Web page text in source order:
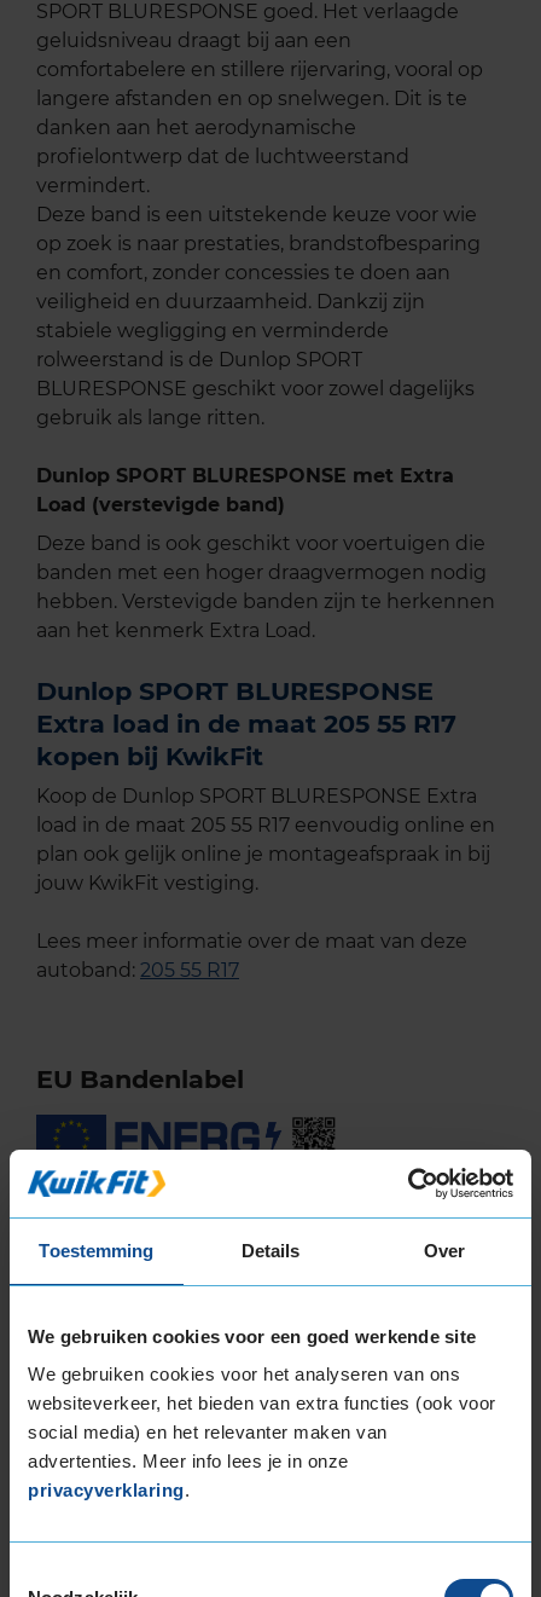
Toestemming Details Over
We gebruiken cookies voor een goed werkende site
We gebruiken cookies voor het analyseren van ons
websiteverkeer, het bieden van extra functies (ook voor
social media) en het relevanter maken van
advertenties. Meer info lees je in onze
privacyverklaring.
SPORT BLURESPONSE goed. Het verlaagde
geluidsniveau draagt bij aan een
comfortabelere en stillere rijervaring, vooral op
langere afstanden en op snelwegen. Dit is te
danken aan het aerodynamische
profielontwerp dat de luchtweerstand
vermindert.
Deze band is een uitstekende keuze voor wie
op zoek is naar prestaties, brandstofbesparing
en comfort, zonder concessies te doen aan
veiligheid en duurzaamheid. Dankzij zijn
stabiele wegligging en verminderde
rolweerstand is de Dunlop SPORT
BLURESPONSE geschikt voor zowel dagelijks
gebruik als lange ritten.
Dunlop SPORT BLURESPONSE met Extra
Load (verstevigde band)
Deze band is ook geschikt voor voertuigen die
banden met een hoger draagvermogen nodig
hebben. Verstevigde banden zijn te herkennen
aan het kenmerk Extra Load.
Dunlop SPORT BLURESPONSE
Extra load in de maat 205 55 R17
kopen bij KwikFit
Koop de Dunlop SPORT BLURESPONSE Extra
load in de maat 205 55 R17 eenvoudig online en
plan ook gelijk online je montageafspraak in bij
jouw KwikFit vestiging.
Lees meer informatie over de maat van deze
autoband: 205 55 R17
EU Bandenlabel
Dunlop
C